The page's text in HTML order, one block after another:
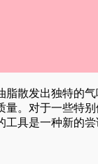
脂散发出独特的
量。对于一些特
具是一种新的尝